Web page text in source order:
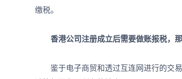
缴税。
香港公司注册成立后需要做账报税，
鉴于电子商贸和透过互连网进行的交易